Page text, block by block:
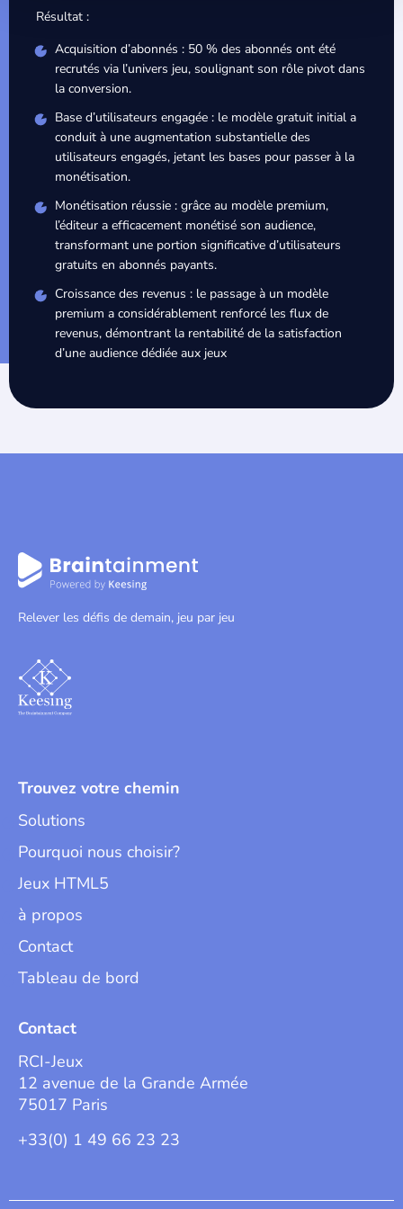
Résultat :
Acquisition d’abonnés : 50 % des abonnés ont été
recrutés via l’univers jeu, soulignant son rôle pivot dans
la conversion.
Base d’utilisateurs engagée : le modèle gratuit initial a
conduit à une augmentation substantielle des
utilisateurs engagés, jetant les bases pour passer à la
monétisation.
Monétisation réussie : grâce au modèle premium,
l’éditeur a efficacement monétisé son audience,
transformant une portion significative d’utilisateurs
gratuits en abonnés payants.
Croissance des revenus : le passage à un modèle
premium a considérablement renforcé les flux de
revenus, démontrant la rentabilité de la satisfaction
d’une audience dédiée aux jeux
Relever les défis de demain, jeu par jeu
Trouvez votre chemin
Solutions
Pourquoi nous choisir?
Jeux HTML5
à propos
Contact
Tableau de bord
Contact
RCI-Jeux
12 avenue de la Grande Armée
75017 Paris
+33(0) 1 49 66 23 23